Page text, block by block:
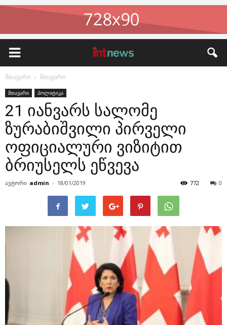
მთავარი მთავარი
მთავარი პოლიტიკა
21 იანვარს სალომე
ზურაბიშვილი პირველი
ოფიციალური ვიზიტით
ბრიუსელს ეწვევა
ავტორი admin - 18/01/2019 0
772